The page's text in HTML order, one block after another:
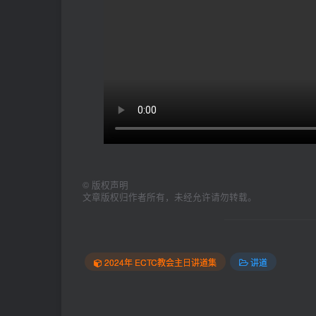
© 版权声明
文章版权归作者所有，未经允许请勿转载。
2024年 ECTC教会主日讲道集 讲道